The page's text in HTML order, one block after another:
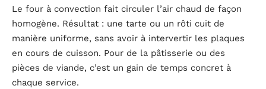
Le four à convection fait circuler l’air chaud de façon
homogène. Résultat : une tarte ou un rôti cuit de
manière uniforme, sans avoir à intervertir les plaques
en cours de cuisson. Pour de la pâtisserie ou des
pièces de viande, c’est un gain de temps concret à
chaque service.